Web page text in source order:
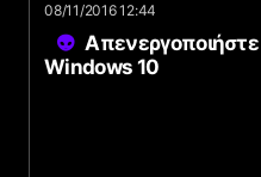
08/11/2016 12:44
Απενεργοποιήστε
Windows 10